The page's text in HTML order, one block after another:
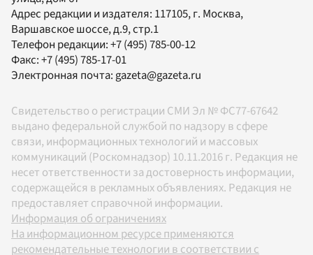
Адрес редакции и издателя: 117105, г. Москва,
Варшавское шоссе, д.9, стр.1
Телефон редакции:+7 (495) 785-00-12
Факс:+7 (495) 785-17-01
Электронная почта: gazeta@gazeta.ru
Свидетельство о регистрации СМИ Эл № ФС77-67642
выдано федеральной службой по надзору в сфере
связи, информационных технологий и массовых
коммуникаций (Роскомнадзор) 10.11.2016 г. Редакция не
несет ответственности за достоверность информации,
содержащейся в рекламных объявлениях. Редакция не
предоставляет справочной информации.
Информация об ограничениях
На информационном ресурсе применяются
рекомендательные технологии в соответствии с